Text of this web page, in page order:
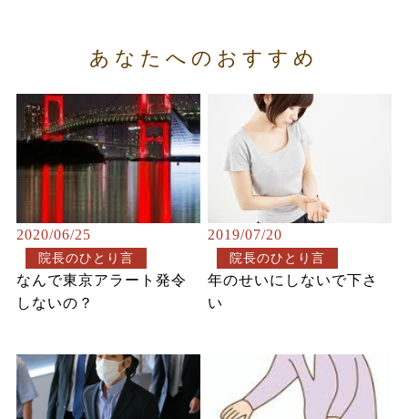
あなたへのおすすめ
2020/06/25
院長のひとり言
なんで東京アラート発令
しないの？
2019/07/20
院長のひとり言
年のせいにしないで下さ
い